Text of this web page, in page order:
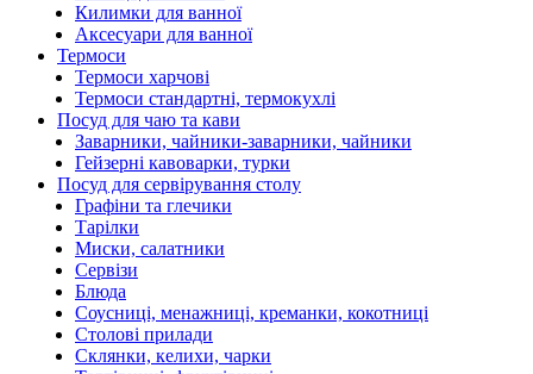
Килимки для ванної
Аксесуари для ванної
Термоси
Термоси харчові
Термоси стандартні, термокухлі
Посуд для чаю та кави
Заварники, чайники-заварники, чайники
Гейзерні кавоварки, турки
Посуд для сервірування столу
Графіни та глечики
Тарілки
Миски, салатники
Сервізи
Блюда
Соусниці, менажниці, креманки, кокотниці
Столові прилади
Склянки, келихи, чарки